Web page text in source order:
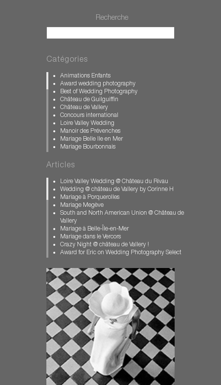
Recherche
Catégories
Animations Enfants
Award wedding photography
Best of Wedding Photography
Château de Guilguiffin
Château de Vallery
Concours international
Loire Valley Wedding
Manoir des Prévenches
Mariage Belle Ile en Mer
Mariage Bourbonnais
Mariage Calvados
Mariage Clos Vougeot
Mariage dans l'Allier
Mariage féerique
Mariage Gay Paris
Mariage Loir et Cher
Mariage Pays Basque
Mariage Porquerolles
Mariage pour Tous
Mariage Vallery
Mariage Vercors
photographe mariage
Photographe Mariage Biarritz
Photographe Mariage Bourgogne
Photographe Mariage Megève
Photographe Mariage Normandie
Photos Ile aux Moines
Pre-Wedding-Photography-Paris
wedding chateau st loup
wedding contest
wedding Dordogne
Wedding french Riviera
Wedding in Brittany
Wedding in Burgundy
wedding in Provence
Articles
Loire Valley Wedding @ Château du Rivau
Wedding @ château de Vallery by Corinne H
Mariage à Porquerolles
Mariage Megève
South and North American Union @ Château de
Vallery
Mariage à Belle-Île-en-Mer
Mariage dans le Vercors
Crazy Night @ château de Vallery !
Award for Eric on Wedding Photography Select
US and Korean Wedding in France
Mariage au Manoir des Prévenches en
Normandie
Mariage en Bretagne, sur l'Île aux Moines.
A winter muslim wedding
ISPWP CONTEST / 2nd PLACE | FIRST DANCE
American Jewish Wedding in Provence
Carrousel et Barbe à Papa en Loir-et-Cher
Mariage Féerique dans le Bourbonnais
Wedding in Brittany – Mariage au château de
Guilguiffin
Eric join the BOWP
Wedding in Dordogne
Wedding in Tuscany
Mariage au château des Condé à Vallery